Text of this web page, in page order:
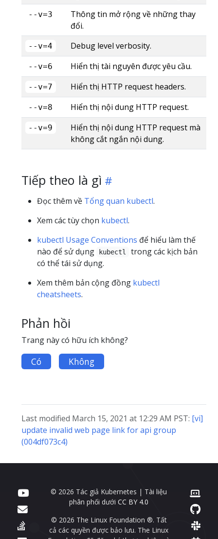
--v=3
Thông tin mở rộng về những thay
đổi.
--v=4 Debug level verbosity.
--v=6 Hiển thị tài nguyên được yêu cầu.
--v=7 Hiển thị HTTP request headers.
--v=8 Hiển thị nội dung HTTP request.
--v=9
Hiển thị nội dung HTTP request mà
không cắt ngắn nội dung.
Tiếp theo là gì
Đọc thêm về Tổng quan kubectl.
Xem các tùy chọn kubectl.
kubectl Usage Conventions để hiểu làm thế
nào để sử dụng
kubectl
trong các kịch bản
có thể tái sử dụng.
Xem thêm bản cộng đồng kubectl
cheatsheets.
Phản hồi
Trang này có hữu ích không?
Có Không
Last modified March 15, 2021 at 12:29 AM PST: [vi]
update invalid web page link for api group
(004df073c4)
© 2026 Tác giả Kubernetes | Tài liệu
phân phối dướiCC BY 4.0
© 2026 The Linux Foundation ®. Tất
cả các quyền được bảo lưu. The Linux